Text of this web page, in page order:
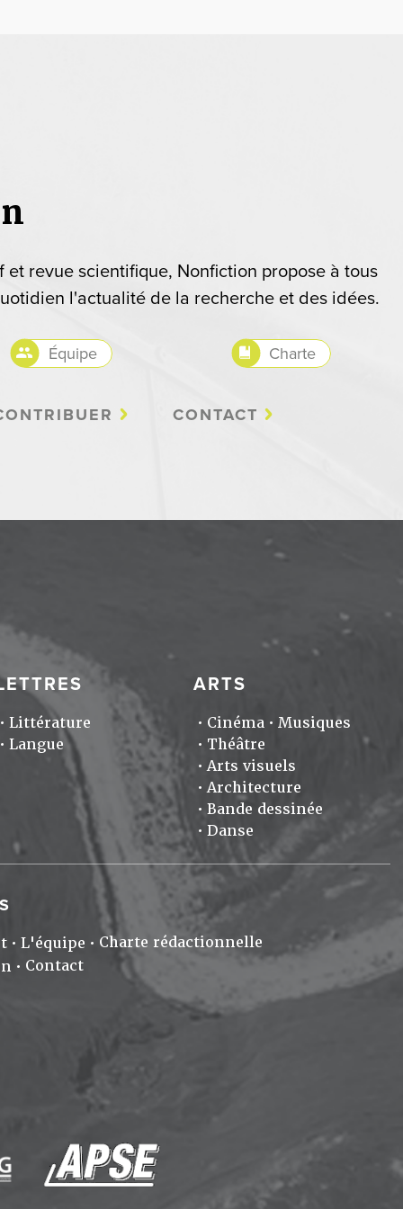
revue scientifique, Nonfiction propose à tous
l'actualité de la recherche et des idées.
Équipe Charte
CONTACT
Littérature
Langue
ARTS
Cinéma
Musiques
Théâtre
Arts visuels
Architecture
Bande dessinée
Danse
L'équipe
Charte rédactionnelle
Contact